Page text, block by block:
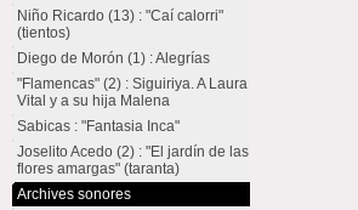
Niño Ricardo (13) : "Caí calorri"
(tientos)
Diego de Morón (1) : Alegrías
"Flamencas" (2) : Siguiriya. A Laura
Vital y a su hija Malena
Sabicas : "Fantasia Inca"
Joselito Acedo (2) : "El jardín de las
flores amargas" (taranta)
Archives sonores